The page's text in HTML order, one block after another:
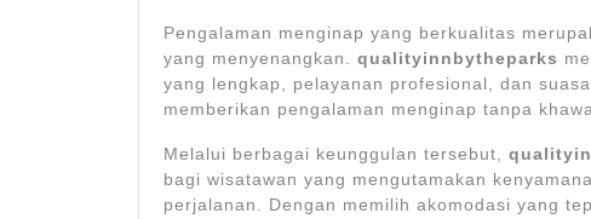
Pengalaman menginap yang berkualitas
yang menyenangkan. qualityinnbytheparks
yang lengkap, pelayanan profesional, dan
memberikan pengalaman menginap tanpa
Melalui berbagai keunggulan tersebut,
bagi wisatawan yang mengutamakan
perjalanan. Dengan memilih akomodasi yang